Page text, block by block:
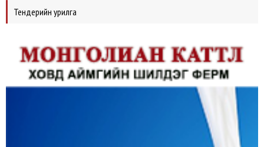
Тендерийн урилга